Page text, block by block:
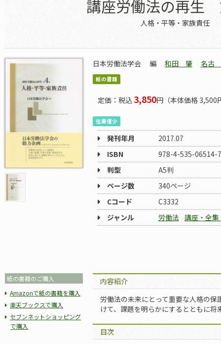
講座労働法の再生
人格・平等・家族責任
日本労働法学会 編 和田 肇 名古
紙の書籍
定価：税込 3,850円（本体価格 3,500
在庫僅少
発刊年月
2017.07
ISBN
978-4-535-06514-7
判型
A5判
ページ数
340ページ
Cコード
C3332
ジャンル
労働法 講座・全
紙の書籍のご購入
Amazonで紙の書籍を購入
楽天ブックスで購入
セブンネットショッピング
で購入
内容紹介
労働法の未来にとって重要な人格の
けて、課題を明らかにするとともに将
目次